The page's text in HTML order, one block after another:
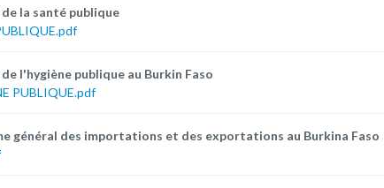
la santé publique
l'hygiène publique au Burkin Faso
PUBLIQUE.pdf
général des importations et des exportations au Burkina Faso